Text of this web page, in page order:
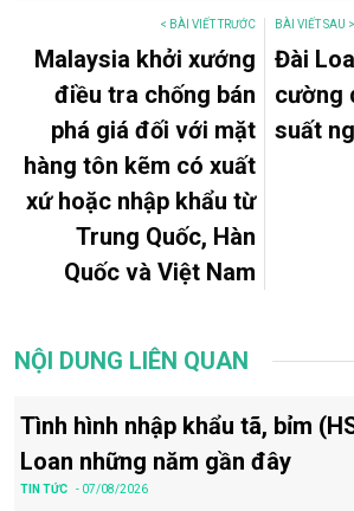
< BÀI VIẾT TRƯỚC
Malaysia khởi xướng
điều tra chống bán
phá giá đối với mặt
hàng tôn kẽm có xuất
xứ hoặc nhập khẩu từ
Trung Quốc, Hàn
Quốc và Việt Nam
BÀI VIẾT SAU >
Đài
cường
suất
NỘI DUNG LIÊN QUAN
Tình hình nhập khẩu tã, bỉm
Loan những năm gần đây
TIN TỨC - 07/08/2026